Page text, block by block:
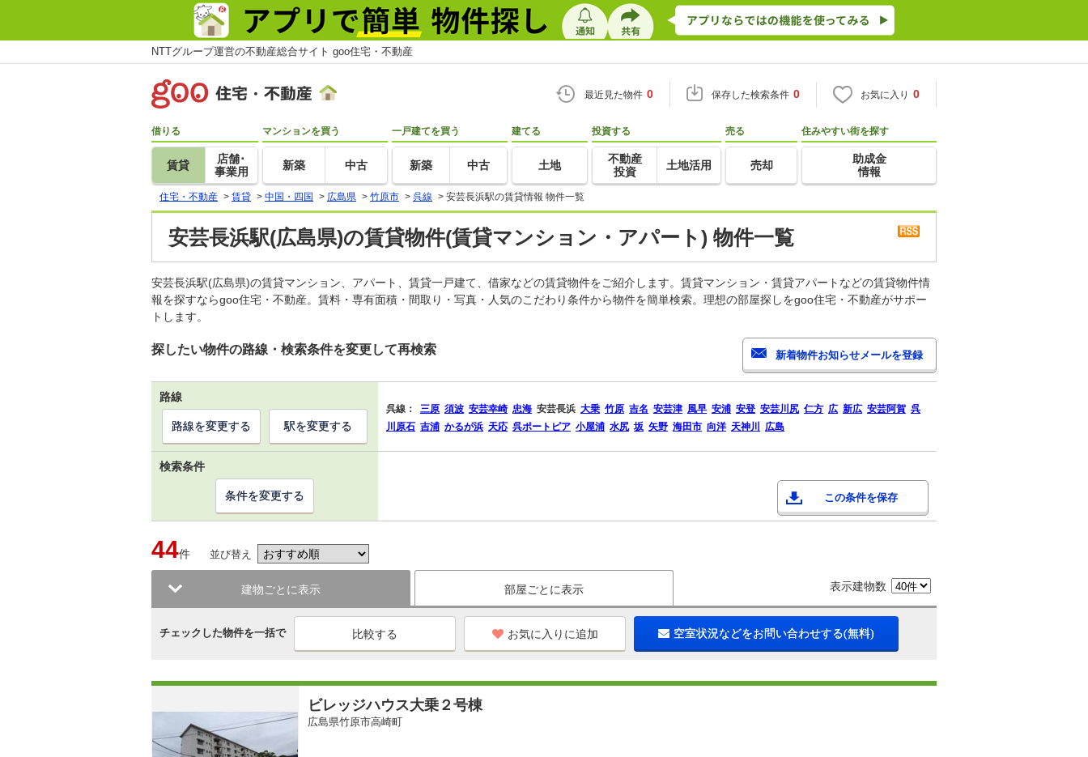
NTTグループ運営の不動産総合サイト goo住宅・不動産
最近見た物件 0 保存した検索条件 0 お気に入り 0
借りる
賃貸
店舗･
事業用
マンションを買う
新築 中古
一戸建てを買う
新築 中古
建てる
土地
投資する
不動産
投資
土地活用
売る
売却
住みやすい街を探す
助成金
情報
住宅・不動産 > 賃貸 > 中国・四国 > 広島県 > 竹原市 > 呉線 > 安芸長浜駅の賃貸情報 物件一覧
安芸長浜駅(広島県)の賃貸物件(賃貸マンション・アパート) 物件一覧
安芸長浜駅(広島県)の賃貸マンション、アパート、賃貸一戸建て、借家などの賃貸物件をご紹介します。賃貸マンション・賃貸アパートなどの賃貸物件情
報を探すならgoo住宅・不動産。賃料・専有面積・間取り・写真・人気のこだわり条件から物件を簡単検索。理想の部屋探しをgoo住宅・不動産がサポー
トします。
探したい物件の路線・検索条件を変更して再検索
路線
呉線： 三原 須波 安芸幸崎 忠海 安芸長浜 大乗 竹原 吉名 安芸津 風早 安浦 安登 安芸川尻 仁方 広 新広 安芸阿賀 呉
川原石 吉浦 かるが浜 天応 呉ポートピア 小屋浦 水尻 坂 矢野 海田市 向洋 天神川 広島
路線を変更する 駅を変更する
検索条件
この条件を保存
条件を変更する
44件 並び替え
建物ごとに表示 部屋ごとに表示 表示建物数
チェックした物件を一括で お気に入りに追加 空室状況などをお問い合わせする(無料)
ビレッジハウス大乗２号棟
広島県竹原市高崎町